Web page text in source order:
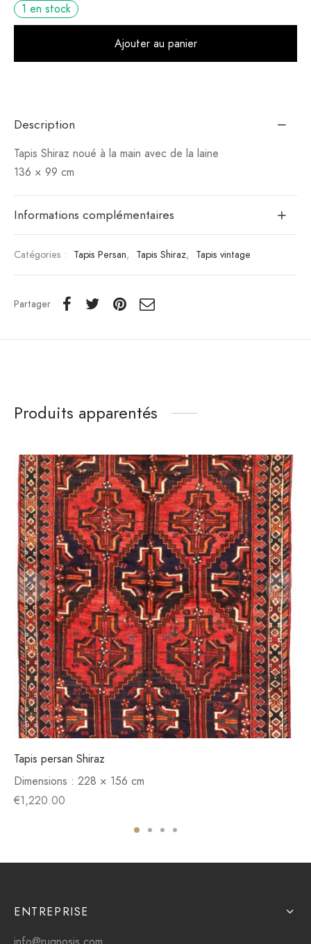
1 en stock
Ajouter au panier
Description
Tapis Shiraz noué à la main avec de la laine
136 × 99 cm
Informations complémentaires
Catégories : Tapis Persan, Tapis Shiraz, Tapis vintage
Partager
Produits apparentés
Tapis persan Shiraz
Dimensions : 228 × 156 cm
€1,220.00
ENTREPRISE